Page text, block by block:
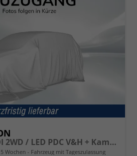
Comfort 1.6 T-GDI 2WD / LED PDC V&H + Kamera Sitz Lenkradheizung Alu 18"
5 Wochen Fahrzeug mit Tageszulassung